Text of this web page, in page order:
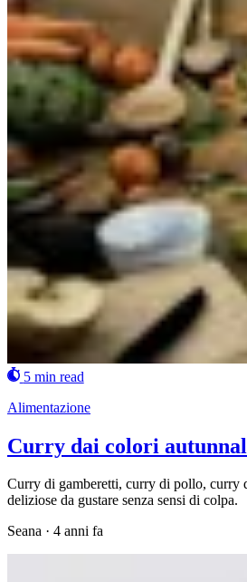
5 min read
Alimentazione
Curry dai colori
Curry di gamberetti, curry di pollo, curry
deliziose da gustare senza sensi di colpa.
Seana · 4 anni fa